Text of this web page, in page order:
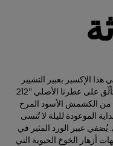
الإكسير بعبير التشيبر
الزهري ليضفي كثافة جديدة والمزيد من التألّق على عطرنا الأصلي "212
من الكشمش الأسود المرح
الموعودة لليلة لا تُنسى
يُضفي عبير الورد المثير في
أزهار الخوخ الحيوية التي